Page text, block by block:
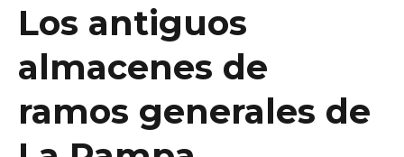
Los antiguos
almacenes de
ramos generales de